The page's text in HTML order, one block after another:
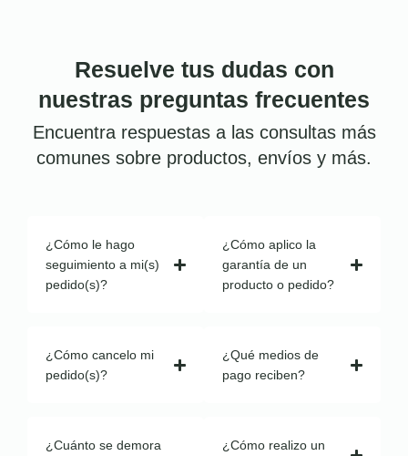
Resuelve tus dudas con
nuestras preguntas frecuentes
Encuentra respuestas a las consultas más
comunes sobre productos, envíos y más.
¿Cómo le hago
seguimiento a mi(s)
pedido(s)?
¿Cómo cancelo mi
pedido(s)?
¿Cuánto se demora
¿Cómo aplico la
garantía de un
producto o pedido?
¿Qué medios de
pago reciben?
¿Cómo realizo un